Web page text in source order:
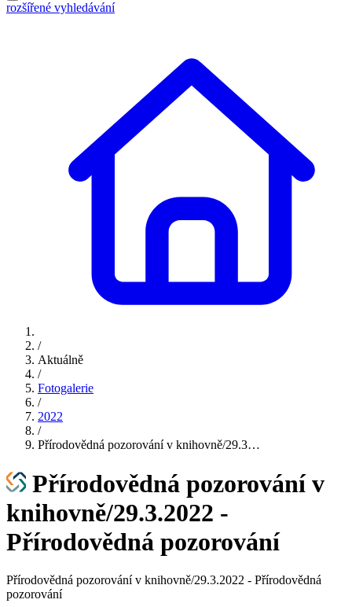
rozšířené vyhledávání
/
Aktuálně
/
Fotogalerie
/
2022
/
Přírodovědná pozorování v knihovně/29.3…
Přírodovědná pozorování v
knihovně/29.3.2022 -
Přírodovědná pozorování
Přírodovědná pozorování v knihovně/29.3.2022 - Přírodovědná
pozorování